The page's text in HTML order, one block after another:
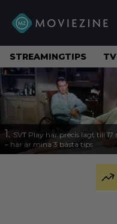
STREAMINGTIPS
1. SVT Play har precis lagt till
– här är mina 3 bästa tips